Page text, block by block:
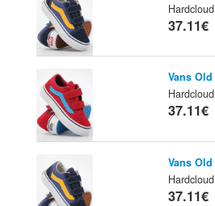
37.11€
Vans
37.11€
Vans
37.11€